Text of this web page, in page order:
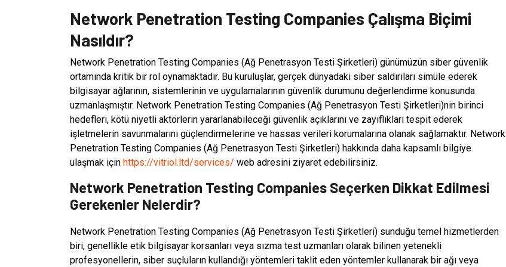
Network Penetration Testing Companies Çalışma Biçimi
Nasıldır?
Network Penetration Testing Companies (Ağ Penetrasyon Testi Şirketleri) günümüzün siber güvenlik
ortamında kritik bir rol oynamaktadır. Bu kuruluşlar, gerçek dünyadaki siber saldırıları simüle ederek
bilgisayar ağlarının, sistemlerinin ve uygulamalarının güvenlik durumunu değerlendirme konusunda
uzmanlaşmıştır. Network Penetration Testing Companies (Ağ Penetrasyon Testi Şirketleri)nin birinci
hedefleri, kötü niyetli aktörlerin yararlanabileceği güvenlik açıklarını ve zayıflıkları tespit ederek
işletmelerin savunmalarını güçlendirmelerine ve hassas verileri korumalarına olanak sağlamaktır. Network
Penetration Testing Companies (Ağ Penetrasyon Testi Şirketleri) hakkında daha kapsamlı bilgiye
ulaşmak için https://vitriol.ltd/services/ web adresini ziyaret edebilirsiniz.
Network Penetration Testing Companies Seçerken Dikkat Edilmesi
Gerekenler Nelerdir?
Network Penetration Testing Companies (Ağ Penetrasyon Testi Şirketleri) sunduğu temel hizmetlerden
biri, genellikle etik bilgisayar korsanları veya sızma test uzmanları olarak bilinen yetenekli
profesyonellerin, siber suçluların kullandığı yöntemleri taklit eden yöntemler kullanarak bir ağı veya